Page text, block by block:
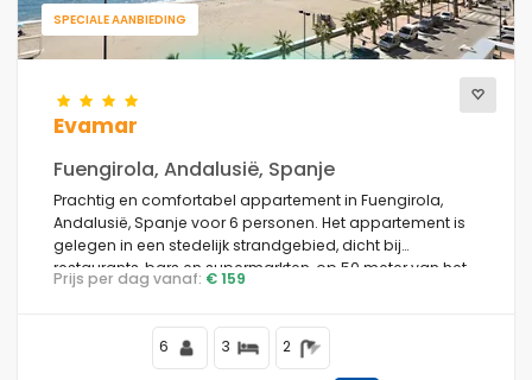
SPECIALE AANBIEDING
Evamar
Fuengirola, Andalusië, Spanje
Prachtig en comfortabel appartement in Fuengirola,
Andalusië, Spanje voor 6 personen. Het appartement is
gelegen in een stedelijk strandgebied, dicht bij
restaurants, bars en supermarkten, op 50 meter van het
strand Playa de los Boliches en 50 meter van de
Prijs per dag vanaf: € 159
6 3 2